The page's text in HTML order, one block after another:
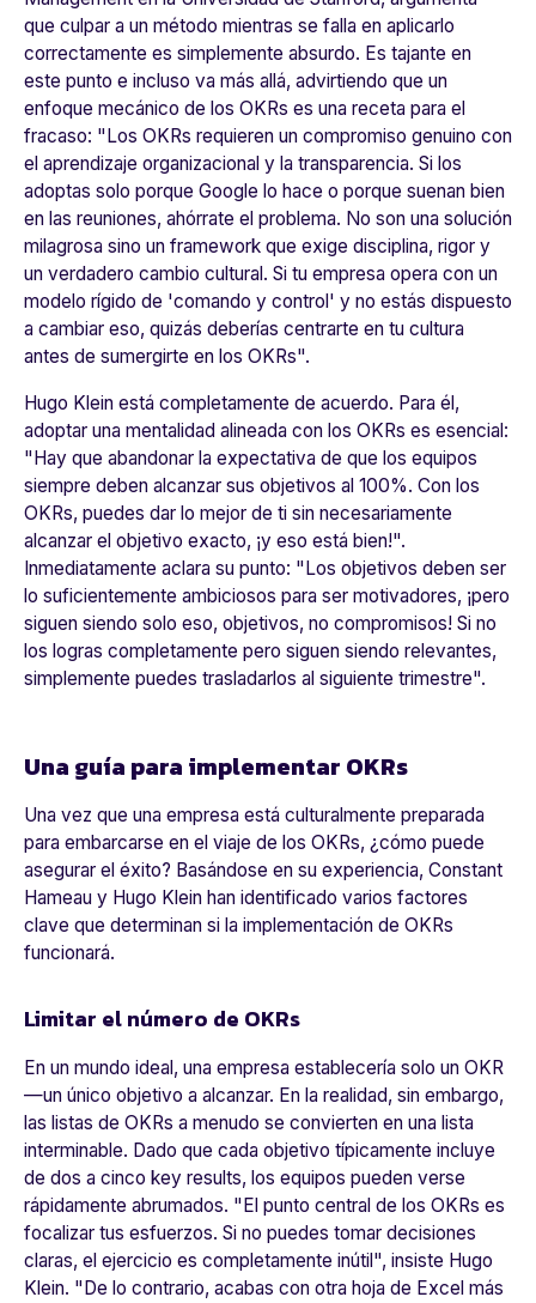
que culpar a un método mientras se falla en aplicarlo
correctamente es simplemente absurdo. Es tajante en
este punto e incluso va más allá, advirtiendo que un
enfoque mecánico de los OKRs es una receta para el
fracaso: "Los OKRs requieren un compromiso genuino con
el aprendizaje organizacional y la transparencia. Si los
adoptas solo porque Google lo hace o porque suenan bien
en las reuniones, ahórrate el problema. No son una solución
milagrosa sino un framework que exige disciplina, rigor y
un verdadero cambio cultural. Si tu empresa opera con un
modelo rígido de 'comando y control' y no estás dispuesto
a cambiar eso, quizás deberías centrarte en tu cultura
antes de sumergirte en los OKRs".
Hugo Klein está completamente de acuerdo. Para él,
adoptar una mentalidad alineada con los OKRs es esencial:
"Hay que abandonar la expectativa de que los equipos
siempre deben alcanzar sus objetivos al 100%. Con los
OKRs, puedes dar lo mejor de ti sin necesariamente
alcanzar el objetivo exacto, ¡y eso está bien!".
Inmediatamente aclara su punto: "Los objetivos deben ser
lo suficientemente ambiciosos para ser motivadores, ¡pero
siguen siendo solo eso, objetivos, no compromisos! Si no
los logras completamente pero siguen siendo relevantes,
simplemente puedes trasladarlos al siguiente trimestre".
Una guía para implementar OKRs
Una vez que una empresa está culturalmente preparada
para embarcarse en el viaje de los OKRs, ¿cómo puede
asegurar el éxito? Basándose en su experiencia, Constant
Hameau y Hugo Klein han identificado varios factores
clave que determinan si la implementación de OKRs
funcionará.
Limitar el número de OKRs
En un mundo ideal, una empresa establecería solo un OKR
—un único objetivo a alcanzar. En la realidad, sin embargo,
las listas de OKRs a menudo se convierten en una lista
interminable. Dado que cada objetivo típicamente incluye
de dos a cinco key results, los equipos pueden verse
rápidamente abrumados. " El punto central de los OKRs es
focalizar tus esfuerzos. Si no puedes tomar decisiones
claras, el ejercicio es completamente inútil ", insiste Hugo
Klein. " De lo contrario, acabas con otra hoja de Excel más